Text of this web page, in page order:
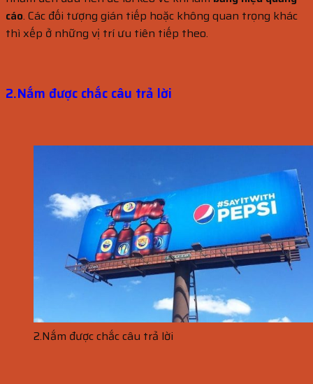
cáo. Các đối tượng gián tiếp hoặc không quan trọng khác
thì xếp ở những vị trí ưu tiên tiếp theo.
2.Nắm được chắc câu trả lời
2.Nắm được chắc câu trả lời